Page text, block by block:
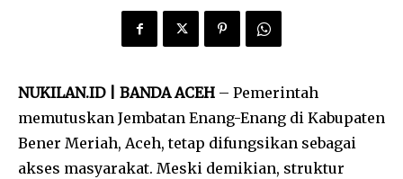
NUKILAN.ID | BANDA ACEH – Pemerintah
memutuskan Jembatan Enang-Enang di Kabupaten
Bener Meriah, Aceh, tetap difungsikan sebagai
akses masyarakat. Meski demikian, struktur